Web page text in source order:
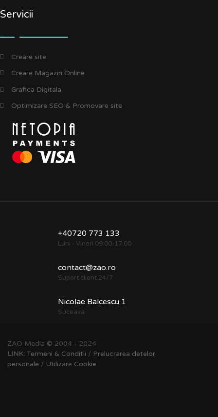
Servicii
Creare site
Creare Magazin Online
Grafica Digitala
Optimizare SEO & Promovare site
+40720 773 133
Luni - Vineri 09:00-17:00
contact@zao.ro
Suport client 24/7
Nicolae Balcescu 1
Suceava
ZAO Media © 2004 - 2024
LINK: Termeni & Conditii / Prelucrarea detelor
personale / Utilizare Cookie